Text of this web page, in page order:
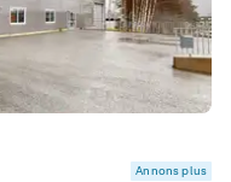
Annons plus